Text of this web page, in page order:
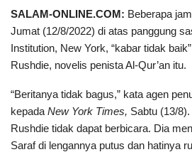
SALAM-ONLINE.COM: Beberapa
Jumat (12/8/2022) di atas panggung
Institution, New York, “kabar tidak
Rushdie, novelis penista Al-Qur’an itu.
“Beritanya tidak bagus,” kata agen
kepada New York Times, Sabtu (13/
Rushdie tidak dapat berbicara. Dia
Saraf di lengannya putus dan hatinya